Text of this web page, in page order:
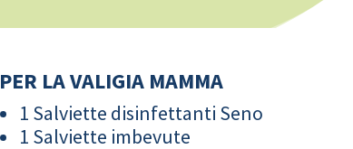
PER LA VALIGIA MAMMA
1 Salviette disinfettanti Seno
1 Salviette imbevute